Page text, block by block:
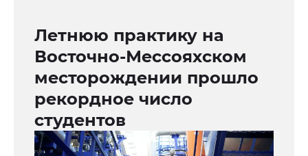
Летнюю практику на
Восточно-Мессояхском
месторождении прошло
рекордное число
студентов